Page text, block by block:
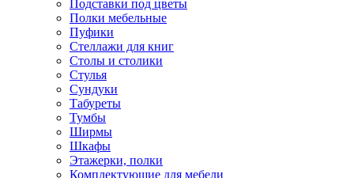
Подставки под цветы
Полки мебельные
Пуфики
Стеллажи для книг
Столы и столики
Стулья
Сундуки
Табуреты
Тумбы
Ширмы
Шкафы
Этажерки, полки
Комплектующие для мебели